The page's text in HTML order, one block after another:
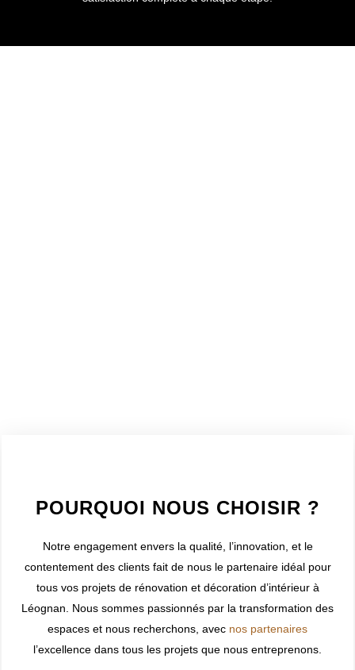
POURQUOI NOUS CHOISIR ?
Notre engagement envers la qualité, l’innovation, et le
contentement des clients fait de nous le partenaire idéal pour
tous vos projets de rénovation et décoration d’intérieur à
Léognan . Nous sommes passionnés par la transformation des
espaces et nous recherchons, avec nos partenaires
l’excellence dans tous les projets que nous entreprenons.